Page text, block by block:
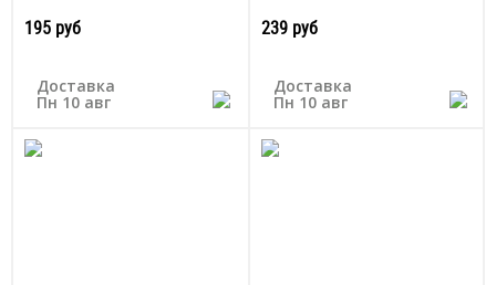
195 руб
Доставка
Пн 10 авг
239 руб
Доставка
Пн 10 авг